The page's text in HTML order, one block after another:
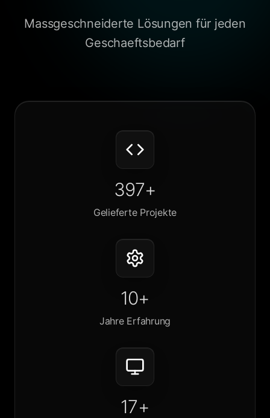
Massgeschneiderte Lösungen für jeden
Geschaeftsbedarf
397+
Gelieferte Projekte
10+
Jahre Erfahrung
17+